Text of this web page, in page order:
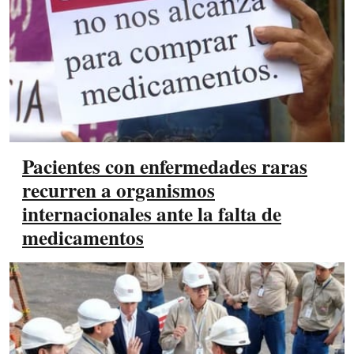
Pacientes con enfermedades raras
recurren a organismos
internacionales ante la falta de
medicamentos